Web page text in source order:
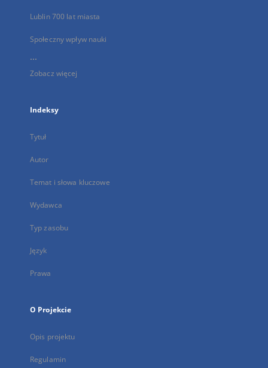
Lublin 700 lat miasta
Społeczny wpływ nauki
...
Zobacz więcej
Indeksy
Tytuł
Autor
Temat i słowa kluczowe
Wydawca
Typ zasobu
Język
Prawa
O Projekcie
Opis projektu
Regulamin